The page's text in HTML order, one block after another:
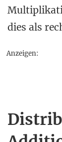
dies als
Anzeigen: